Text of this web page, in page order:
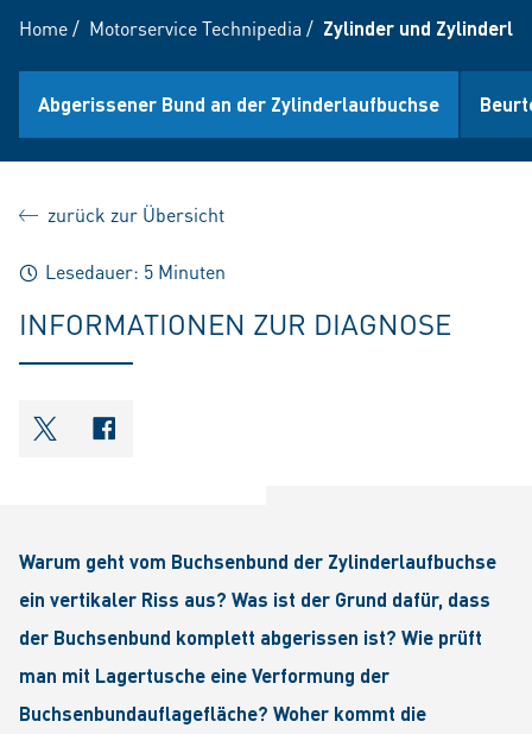
Home/ Motorservice Technipedia / Zylinder und
Abgerissener Bund an der Zylinderlaufbuchse
zurück zur Übersicht
Lesedauer: 5 Minuten
INFORMATIONEN ZUR DIAGNOSE
shareOntwitter
shareOnfacebook
Warum geht vom Buchsenbund der Zylinderlaufbuchse
ein vertikaler Riss aus? Was ist der Grund dafür, dass
der Buchsenbund komplett abgerissen ist? Wie prüft
man mit Lagertusche eine Verformung der
Buchsenbundauflagefläche? Woher kommt die